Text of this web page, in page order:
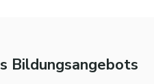
Bildungsangebots